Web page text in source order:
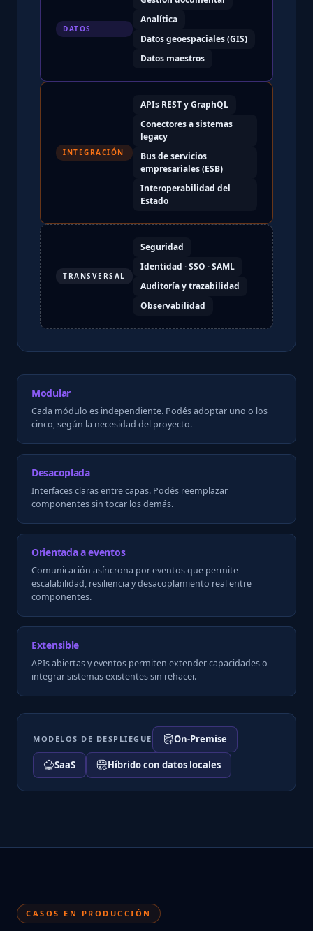
DATOS
Analítica
Datos geoespaciales (GIS)
Datos maestros
INTEGRACIÓN
APIs REST y GraphQL
Conectores a sistemas
legacy
Bus de servicios
empresariales (ESB)
Interoperabilidad del
Estado
TRANSVERSAL
Seguridad
Identidad · SSO · SAML
Auditoría y trazabilidad
Observabilidad
Modular
Cada módulo es independiente. Podés adoptar uno o los
cinco, según la necesidad del proyecto.
Desacoplada
Interfaces claras entre capas. Podés reemplazar
componentes sin tocar los demás.
Orientada a eventos
Comunicación asíncrona por eventos que permite
escalabilidad, resiliencia y desacoplamiento real entre
componentes.
Extensible
APIs abiertas y eventos permiten extender capacidades o
integrar sistemas existentes sin rehacer.
MODELOS DE DESPLIEGUE On-Premise
SaaS Híbrido con datos locales
CASOS EN PRODUCCIÓN